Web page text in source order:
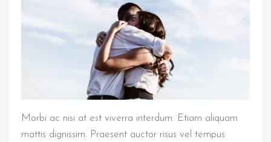
Morbi ac nisi at est viverra interdum. Etiam aliquam
mattis dignissim. Praesent auctor risus vel tempus